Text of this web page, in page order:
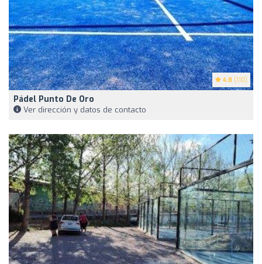
4.8 (110)
Pádel Punto De Oro
Ver dirección y datos de contacto